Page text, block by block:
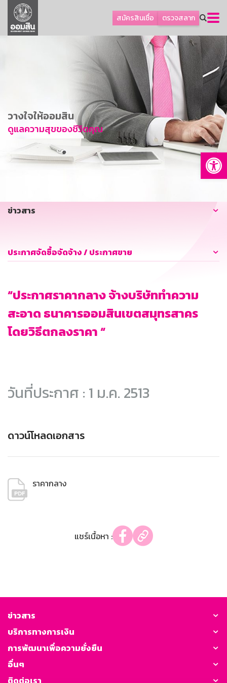
สมัครสินเชื่อ ตรวจสลาก
ลูกค้าธุรกิจ
ลูกค้าผู้ประกอบรายย่อย
การพัฒนาที่ยั่งยืน
ข่าวสาร
บริการทางการเงิน
อื่นๆ
วางใจให้ออมสิน
ดูแลความสุขของชีวิตคุณ
ข่าวสาร
ประกาศจัดซื้อจัดจ้าง / ประกาศขาย
“ประกาศราคากลาง จ้างบริษัททำความ
สะอาด ธนาคารออมสินเขตสมุทรสาคร
โดยวิธีตกลงราคา “
วันที่ประกาศ : 1 ม.ค. 2513
ดาวน์โหลดเอกสาร
ราคากลาง
แชร์เนื้อหา :
ข่าวสาร
บริการทางการเงิน
การพัฒนาเพื่อความยั่งยืน
อื่นๆ